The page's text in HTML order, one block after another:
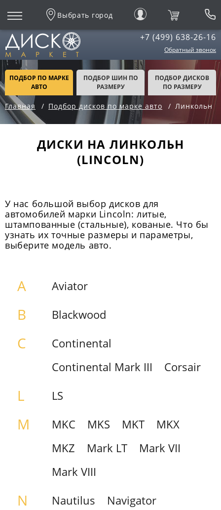
Выбрать город
+7 (499) 638-26-16
Обратный звонок
ПОДБОР ПО МАРКЕ
АВТО
ПОДБОР ШИН ПО
РАЗМЕРУ
ПОДБОР ДИСКОВ
ПО РАЗМЕРУ
Главная Подбор дисков по марке авто Линкольн
ДИСКИ НА ЛИНКОЛЬН
(LINCOLN)
У нас большой выбор дисков для
автомобилей марки Lincoln: литые,
штампованные (стальные), кованые. Что бы
узнать их точные размеры и параметры,
выберите модель авто.
A Aviator
B Blackwood
C
Continental
Continental Mark III
Corsair
L LS
M MKC MKS MKT
MKX
MKZ
Mark LT
Mark VII
Mark VIII
N Nautilus Navigator